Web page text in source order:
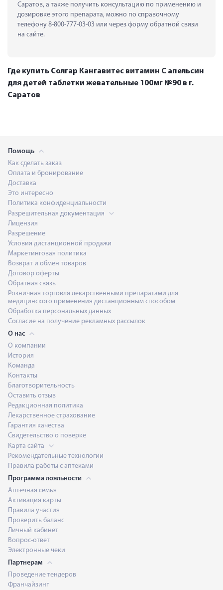
Саратов, а также получить консультацию по применению и
дозировке этого препарата, можно по справочному
телефону 8-800-777-03-03 или через форму обратной связи
на сайте.
Где купить Солгар Кангавитес витамин С апельсин
для детей таблетки жевательные 100мг №90 в г.
Саратов
Помощь
Как сделать заказ
Оплата и бронирование
Доставка
Это интересно
Политика конфиденциальности
Разрешительная документация
Лицензия
Разрешение
Условия дистанционной продажи
Маркетинговая политика
Возврат и обмен товаров
Договор оферты
Обратная связь
Розничная торговля лекарственными препаратами для
медицинского применения дистанционным способом
Обработка персональных данных
Согласие на получение рекламных рассылок
О нас
О компании
История
Команда
Контакты
Благотворительность
Оставить отзыв
Редакционная политика
Лекарственное страхование
Гарантия качества
Свидетельство о поверке
Карта сайта
Рекомендательные технологии
Правила работы с аптеками
Программа лояльности
Аптечная семья
Активация карты
Правила участия
Проверить баланс
Личный кабинет
Вопрос-ответ
Электронные чеки
Партнерам
Проведение тендеров
Франчайзинг